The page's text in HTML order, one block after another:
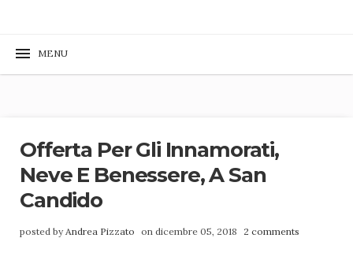
Offerta Per Gli Innamorati,
Neve E Benessere, A San
Candido
posted by Andrea Pizzato on dicembre 05, 2018 2 comments